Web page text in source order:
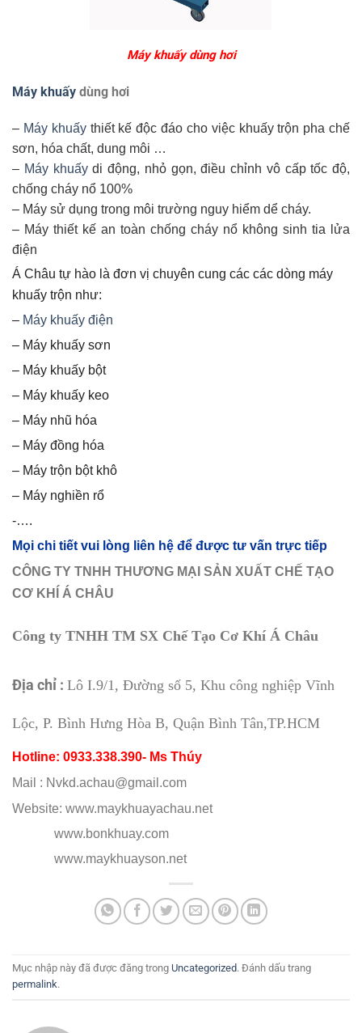
Máy khuấy dùng hơi
Máy khuấy dùng hơi
– Máy khuấythiết kế độc đáo cho việc khuấy trộn pha chế
sơn, hóa chất, dung môi …
– Máy khuấydi động, nhỏ gọn, điều chỉnh vô cấp tốc độ,
chống cháy nổ 100%
– Máy sử dụng trong môi trường nguy hiểm dể cháy.
– Máy thiết kế an toàn chống cháy nổ không sinh tia lửa
điện
Á Châu tự hào là đơn vị chuyên cung các các dòng máy
khuấy trộn như:
– Máy khuấy điện
– Máy khuấy sơn
– Máy khuấy bột
– Máy khuấy keo
– Máy nhũ hóa
– Máy đồng hóa
– Máy trộn bột khô
– Máy nghiền rổ
-….
Mọi chi tiết vui lòng liên hệ để được tư vấn trực tiếp
CÔNG TY TNHH THƯƠNG MẠI SẢN XUẤT CHẾ TẠO
CƠ KHÍ Á CHÂU
Công ty TNHH TM SX Chế Tạo Cơ Khí Á Châu
Địa chỉ : Lô I.9/1, Đường số 5, Khu công nghiệp Vĩnh
Lộc, P. Bình Hưng Hòa B, Quận Bình Tân,TP.HCM
Hotline: 0933.338.390- Ms Thúy
Mail : Nvkd.achau@gmail.com
Website: www.maykhuayachau.net
www.bonkhuay.com
www.maykhuayson.net
Mục nhập này đã được đăng trong Uncategorized. Đánh dấu trang
permalink.